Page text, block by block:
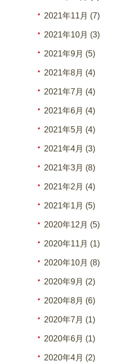
2021年11月 (7)
2021年10月 (3)
2021年9月 (5)
2021年8月 (4)
2021年7月 (4)
2021年6月 (4)
2021年5月 (4)
2021年4月 (3)
2021年3月 (8)
2021年2月 (4)
2021年1月 (5)
2020年12月 (5)
2020年11月 (1)
2020年10月 (8)
2020年9月 (2)
2020年8月 (6)
2020年7月 (1)
2020年6月 (1)
2020年4月 (2)